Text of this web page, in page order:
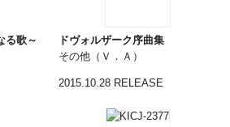
る歌～
ドヴォルザーク序曲集
その他（Ｖ．Ａ）
2015.10.28 RELEASE